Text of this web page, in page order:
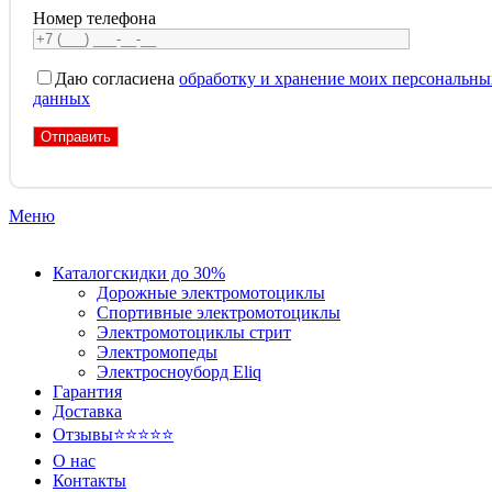
Номер телефона
Даю согласиена обработку и хранение моих
данных
Меню
Каталогскидки до 30%
Дорожные электромотоциклы
Спортивные электромотоциклы
Электромотоциклы стрит
Электромопеды
Электросноуборд Eliq
Гарантия
Доставка
Отзывы⭐⭐⭐⭐⭐
О нас
Контакты